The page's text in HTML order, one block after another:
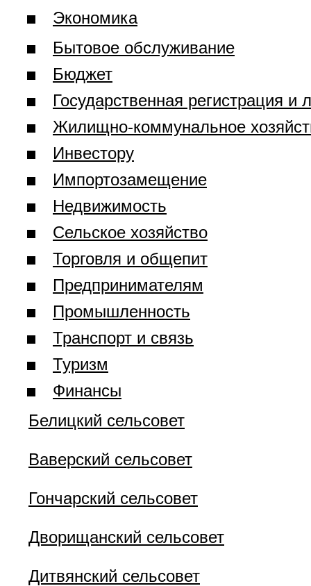
Экономика
Бытовое обслуживание
Бюджет
Государственная регистрация и
Жилищно-коммунальное
Инвестору
Импортозамещение
Недвижимость
Сельское хозяйство
Торговля и общепит
Предпринимателям
Промышленность
Транспорт и связь
Туризм
Финансы
Белицкий сельсовет
Ваверский сельсовет
Гончарский сельсовет
Дворищанский сельсовет
Дитвянский сельсовет